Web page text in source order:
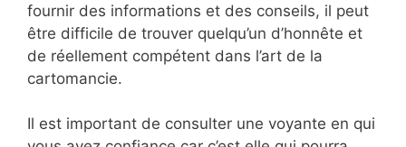
fournir des informations et des conseils, il peut
être difficile de trouver quelqu’un d’honnête et
de réellement compétent dans l’art de la
cartomancie.
Il est important de consulter une voyante en qui